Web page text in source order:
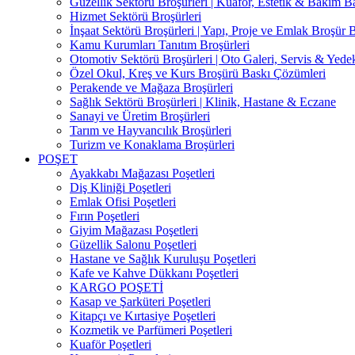
Hizmet Sektörü Broşürleri
İnşaat Sektörü Broşürleri | Yapı, Proje ve Emlak Broşür
Kamu Kurumları Tanıtım Broşürleri
Otomotiv Sektörü Broşürleri | Oto Galeri, Servis &
Özel Okul, Kreş ve Kurs Broşürü Baskı Çözümleri
Perakende ve Mağaza Broşürleri
Sağlık Sektörü Broşürleri | Klinik, Hastane & Eczane
Sanayi ve Üretim Broşürleri
Tarım ve Hayvancılık Broşürleri
Turizm ve Konaklama Broşürleri
POŞET
Ayakkabı Mağazası Poşetleri
Diş Kliniği Poşetleri
Emlak Ofisi Poşetleri
Fırın Poşetleri
Giyim Mağazası Poşetleri
Güzellik Salonu Poşetleri
Hastane ve Sağlık Kuruluşu Poşetleri
Kafe ve Kahve Dükkanı Poşetleri
KARGO POŞETİ
Kasap ve Şarküteri Poşetleri
Kitapçı ve Kırtasiye Poşetleri
Kozmetik ve Parfümeri Poşetleri
Kuaför Poşetleri